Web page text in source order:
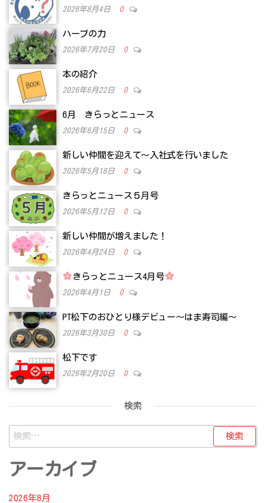
2026年8月4日 0
ハーブの力
2026年7月20日 0
本の紹介
2026年6月22日 0
6月 きらっとニュース
2026年6月15日 0
新しい仲間を迎えて～入社式を行いました
2026年5月18日 0
きらっとニュース５月号
2026年5月12日 0
新しい仲間が増えました！
2026年4月24日 0
きらっとニュース4月号
2026年4月1日 0
PT松下のおひとり様デビュー～はま寿司編～
2026年3月30日 0
松下です
2026年2月20日 0
検索
検
索:
アーカイブ
2026年8月